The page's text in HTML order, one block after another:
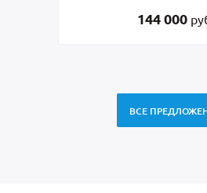
144 000руб.
ВСЕ